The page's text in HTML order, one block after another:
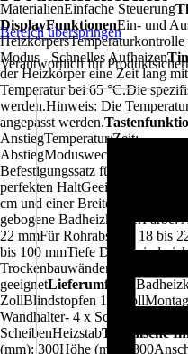
MaterialienEinfache Steuerung
DisplayFunktionenEin- und
Modus - Schnelles Aufheizen
der Heizkörper eine Zeit lang
Temperatur bei 65 °C.Die
werden.Hinweis: Die
angepasst werden.
AnstiegTemperatur/Zeit:
AbstiegModuswechsel
Befestigungssatz für
perfekten HaltGeeignet für
cm und einer Breite von 75
gebogene BadheizkörperFarbe:
22 mmFür Rohrabstand 18 bis
bis 100 mmTiefe Dübel sind
Trockenbauwänden
geeignetLieferumfang:
ZollBlindstopfen 1/2
Wandhalter- 4 x Schrauben
ScheibenHeizstabTechnische
(mm): 300Höhe (mm):
Bereich überspringen
Verantwortlich für